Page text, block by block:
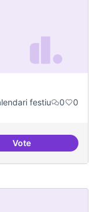
festiu 0 0
VoteCelebracions